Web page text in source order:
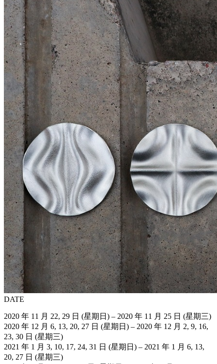
DATE
2020 年 11 月 22, 29 日 (星期日) – 2020 年 11 月 25 日 (星期三)
2020 年 12 月 6, 13, 20, 27 日 (星期日) – 2020 年 12 月 2, 9, 16,
23, 30 日 (星期三)
2021 年 1 月 3, 10, 17, 24, 31 日 (星期日) – 2021 年 1 月 6, 13,
20, 27 日 (星期三)